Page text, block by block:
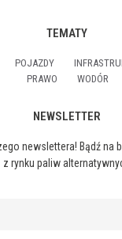
TEMATY
POJAZDY
PRAWO
WODÓR
NEWSLETTER
newslettera! Bądź na
z rynku paliw